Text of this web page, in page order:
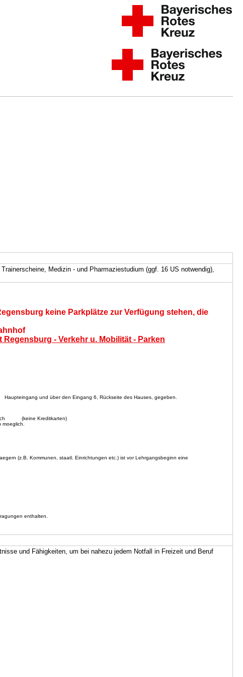
Medizin - und Pharmaziestudium (ggf. 16 US notwendig),
keine Parkplätze zur Verfügung stehen, d ie
Regensburg - Verkehr u. Mobilität - Parken
und über den Eingang 6, Rückseite des Hauses, gegeben.
(keine Kreditkarten)
moeglich.
(z.B. Kommunen, staatl. Einrichtungen etc.) ist vor Lehrgangsbeginn eine
enthalten.
und Fähigkeiten, um bei nahezu jedem Notfall in Freizeit und Beruf